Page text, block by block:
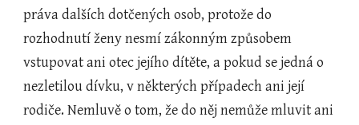
práva dalších dotčených osob, protože do
rozhodnutí ženy nesmí zákonným způsobem
vstupovat ani otec jejího dítěte, a pokud se jedná o
nezletilou dívku, v některých případech ani její
rodiče. Nemluvě o tom, že do něj nemůže mluvit ani